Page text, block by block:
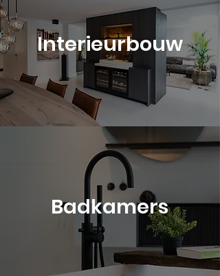
Interieurbouw
Badkamers